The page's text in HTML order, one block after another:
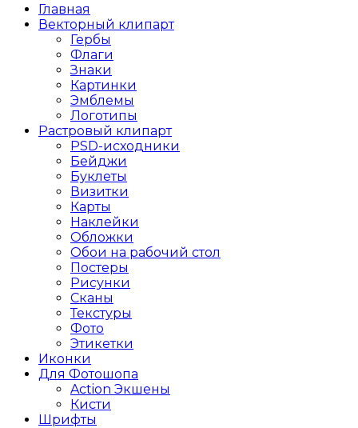
Главная
Векторный клипарт
Гербы
Флаги
Знаки
Картинки
Эмблемы
Логотипы
Растровый клипарт
PSD-исходники
Бейджи
Буклеты
Визитки
Карты
Наклейки
Обложки
Обои на рабочий стол
Постеры
Рисунки
Сканы
Текстуры
Фото
Этикетки
Иконки
Для Фотошопа
Action Экшены
Кисти
Шрифты